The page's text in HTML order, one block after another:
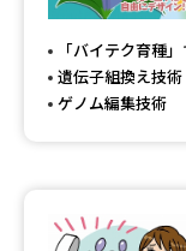
「バイテク育種
遺伝子組換え技術
ゲノム編集技術